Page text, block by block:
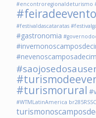
#encontroregionaldeturismo
#festivaldascataratas
#gastronomia
#turismorural
#WTMLatinAmerica br285RSSC